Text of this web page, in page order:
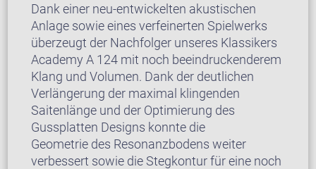
Dank einer neu-entwickelten akustischen
Anlage sowie eines verfeinerten Spielwerks
überzeugt der Nachfolger unseres Klassikers
Academy A 124 mit noch beeindruckenderem
Klang und Volumen. Dank der deutlichen
Verlängerung der maximal klingenden
Saitenlänge und der Optimierung des
Gussplatten Designs konnte die
Geometrie des Resonanzbodens weiter
verbessert sowie die Stegkontur für eine noch